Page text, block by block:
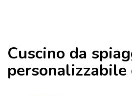
Cuscino da
personalizzabile